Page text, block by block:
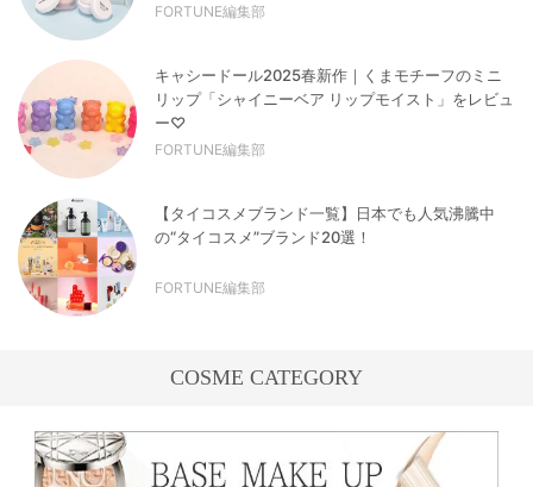
FORTUNE編集部
キャシードール2025春新作｜くまモチーフのミニ
リップ「シャイニーベア リップモイスト」をレビュ
ー♡
FORTUNE編集部
【タイコスメブランド一覧】日本でも人気沸騰中
の“タイコスメ”ブランド20選！
FORTUNE編集部
COSME CATEGORY